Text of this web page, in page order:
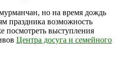
но на время дождь
праздника возможность
посмотреть выступления
Центра досуга и семейного